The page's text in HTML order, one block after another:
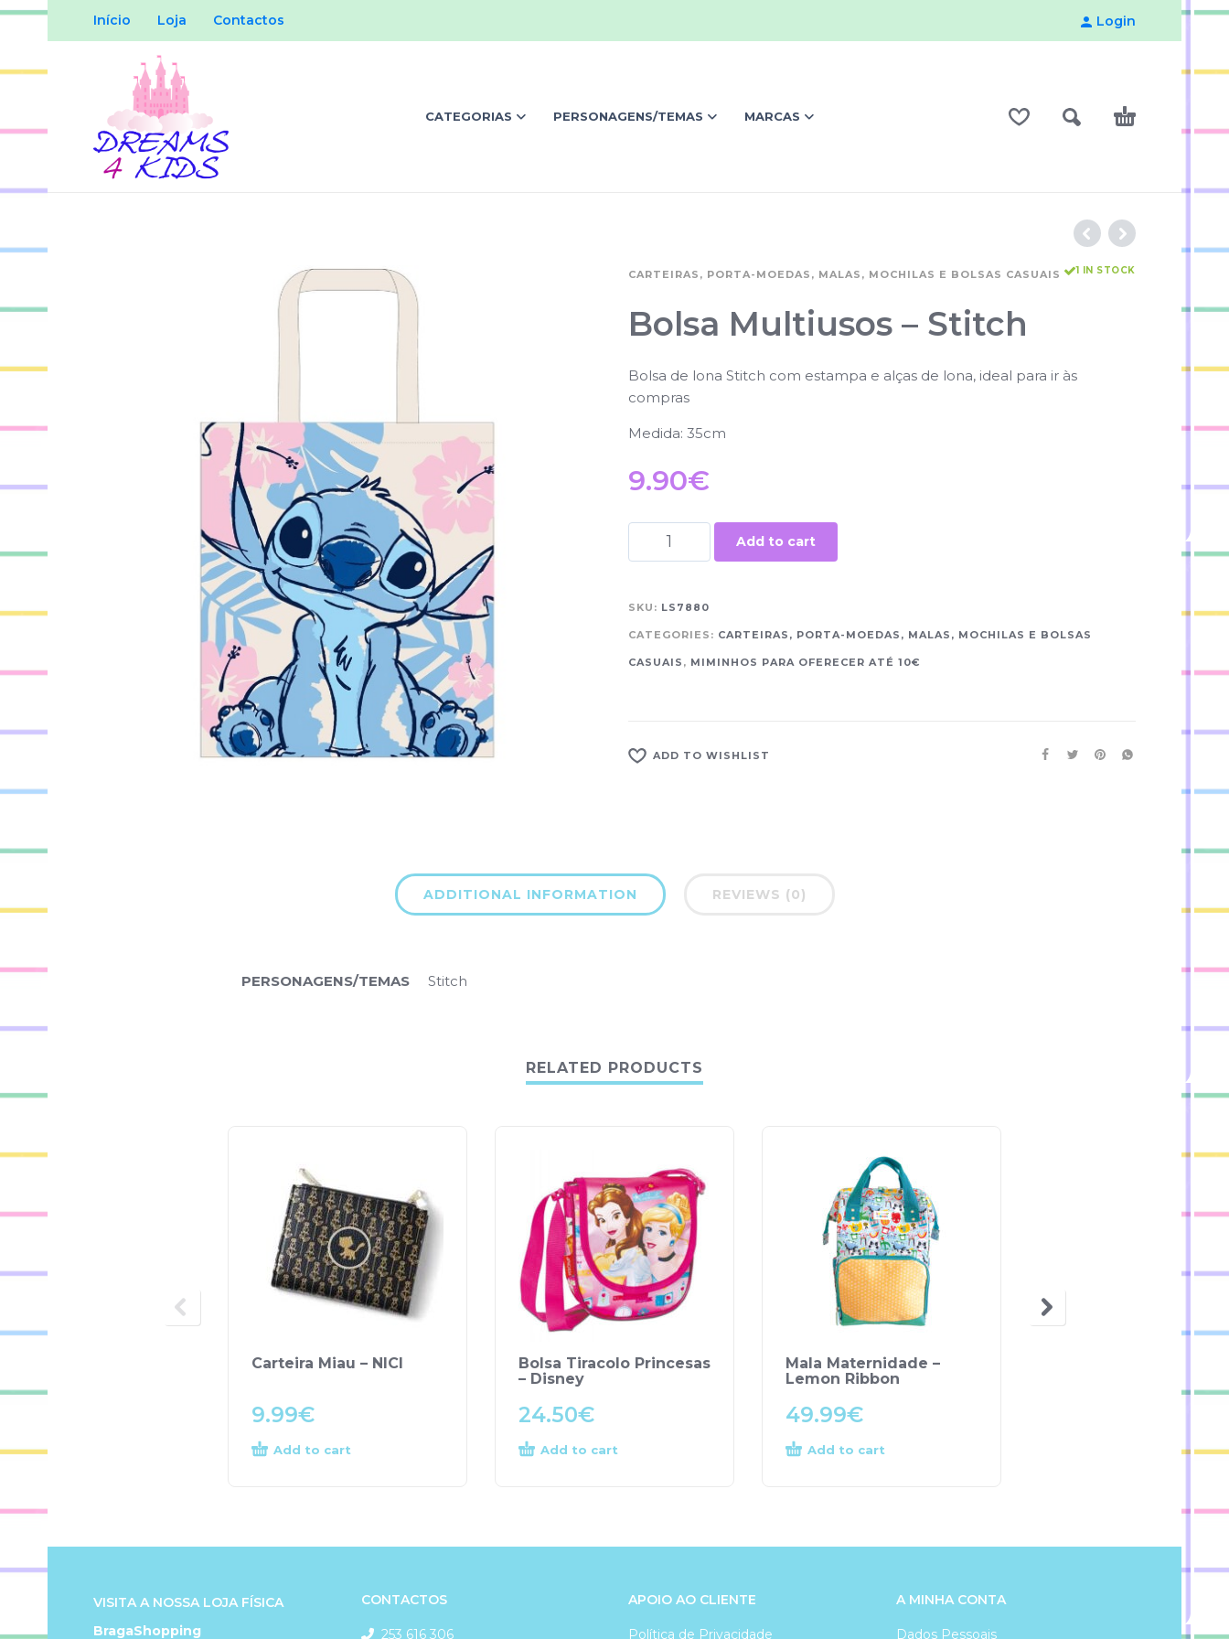
Início Loja Contactos Login
CATEGORIAS PERSONAGENS/TEMAS MARCAS
CARTEIRAS, PORTA-MOEDAS, MALAS, MOCHILAS E BOLSAS CASUAIS 1 IN STOCK
Bolsa Multiusos – Stitch
Bolsa de lona Stitch com estampa e alças de lona, ideal para ir às
compras
Medida: 35cm
9.90€
Add to cart
SKU: LS7880
CATEGORIES: CARTEIRAS, PORTA-MOEDAS, MALAS, MOCHILAS E BOLSAS
CASUAIS , MIMINHOS PARA OFERECER ATÉ 10€
ADD TO WISHLIST
ADDITIONAL INFORMATION REVIEWS (0)
PERSONAGENS/TEMAS Stitch
RELATED PRODUCTS
Carteira Miau – NICI
9.99€
Add to cart
Bolsa Tiracolo Princesas
– Disney
24.50€
Add to cart
Mala Maternidade –
Lemon Ribbon
49.99€
Add to cart
VISITA A NOSSA LOJA FÍSICA
BragaShopping
CONTACTOS
253 616 306
APOIO AO CLIENTE
Política de Privacidade
A MINHA CONTA
Dados Pessoais